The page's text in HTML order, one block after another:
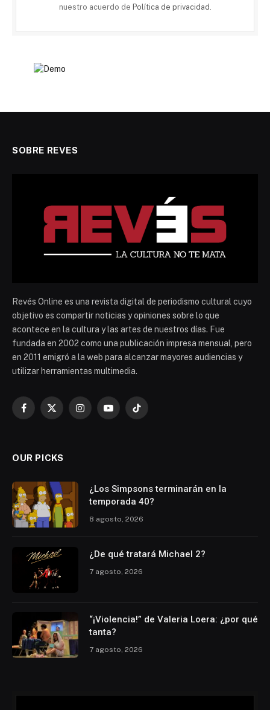
nuestro acuerdo de Política de privacidad .
SOBRE REVES
Revés Online es una revista digital de periodismo cultural cuyo
objetivo es compartir noticias y opiniones sobre lo que
acontece en la cultura y las artes de nuestros días. Fue
fundada en 2002 como una publicación impresa mensual, pero
en 2011 emigró a la web para alcanzar mayores audiencias y
utilizar herramientas multimedia.
Facebook
X
InstagramYouTubeTikTok
OUR PICKS
¿Los Simpsons terminarán en la
temporada 40?
8 agosto, 2026
¿De qué tratará Michael 2?
7 agosto, 2026
“¡Violencia!” de Valeria Loera: ¿por qué
tanta?
7 agosto, 2026